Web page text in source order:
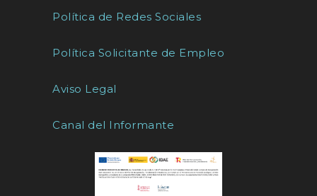
Política de Redes Sociales
Política Solicitante de Empleo
Aviso Legal
Canal del Informante